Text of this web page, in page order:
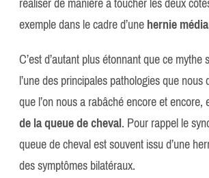
exemple dans le cadre d’unehernie
C’est d’autant plus étonnant que ce
l’une des principales pathologies que
que l’on nous a rabâché encore et encore,
de la queue de cheval. Pour rappel le
queue de cheval est souvent issu d’une
des symptômes bilatéraux.